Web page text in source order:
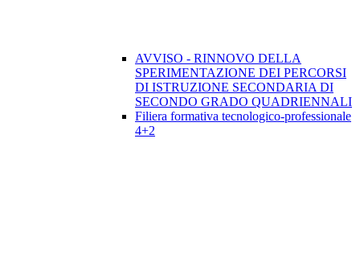
AVVISO - RINNOVO DELLA
SPERIMENTAZIONE DEI PERCORSI
DI ISTRUZIONE SECONDARIA DI
SECONDO GRADO QUADRIENNALI
Filiera formativa tecnologico-professionale
4+2